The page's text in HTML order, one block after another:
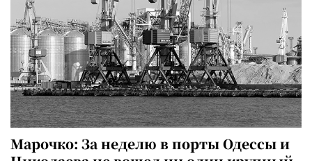
Марочко: За неделю в порты Одессы и